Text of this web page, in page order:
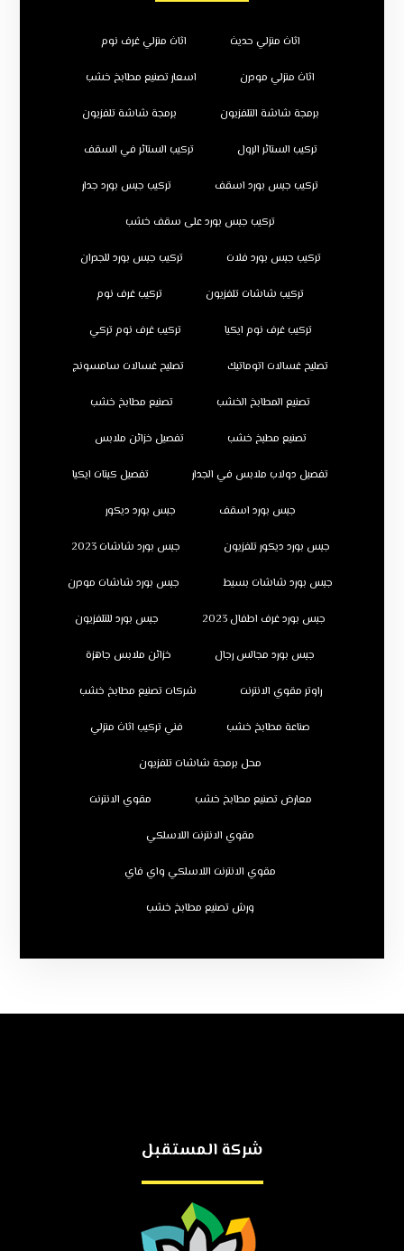
اثاث منزلي حديث اثاث منزلي غرف نوم
اثاث منزلي مودرن اسعار تصنيع مطابخ خشب
برمجة شاشة التلفزيون برمجة شاشة تلفزيون
تركيب الستائر الرول تركيب الستائر في السقف
تركيب جبس بورد اسقف تركيب جبس بورد جدار
تركيب جبس بورد على سقف خشب
تركيب جبس بورد فلات تركيب جبس بورد للجدران
تركيب شاشات تلفزيون تركيب غرف نوم
تركيب غرف نوم ايكيا تركيب غرف نوم تركي
تصليح غسالات اتوماتيك تصليح غسالات سامسونج
تصنيع المطابخ الخشب تصنيع مطابخ خشب
تصنيع مطبخ خشب تفصيل خزائن ملابس
تفصيل دولاب ملابس في الجدار تفصيل كبتات ايكيا
جبس بورد اسقف جبس بورد ديكور
جبس بورد ديكور تلفزيون جبس بورد شاشات 2023
جبس بورد شاشات بسيط جبس بورد شاشات مودرن
جبس بورد غرف اطفال 2023 جبس بورد للتلفزيون
جبس بورد مجالس رجال خزائن ملابس جاهزة
راوتر مقوي الانترنت شركات تصنيع مطابخ خشب
صناعة مطابخ خشب فني تركيب اثاث منزلي
محل برمجة شاشات تلفزيون
معارض تصنيع مطابخ خشب مقوي الانترنت
مقوي الانترنت اللاسلكي
مقوي الانترنت اللاسلكي واي فاي
ورش تصنيع مطابخ خشب
شركة المستقبل